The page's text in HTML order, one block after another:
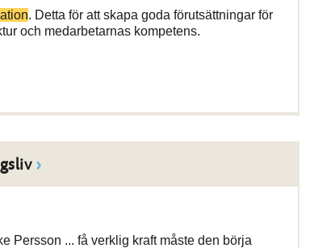
. Detta för att skapa goda förutsättningar för
och medarbetarnas kompetens.
Persson ... få verklig kraft måste den börja